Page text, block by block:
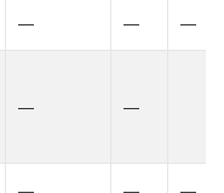
― ― ―
― ―